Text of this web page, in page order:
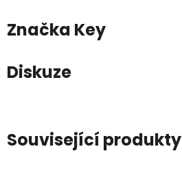
Značka Key
Diskuze
Související produkty